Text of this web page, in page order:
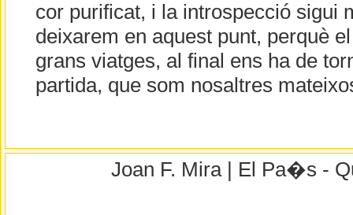
cor purificat, i la introspecció sigui
deixarem en aquest punt, perquè
grans viatges, al final ens ha de
partida, que som nosaltres
Joan F. Mira | El Pa�s -